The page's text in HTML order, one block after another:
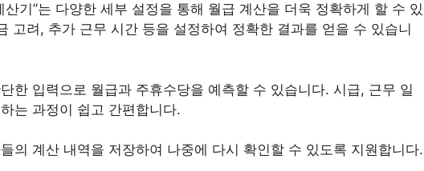
기”는 다양한 세부 설정을 통해 월급 계산을 더욱 정확하게 할 수 있
고려, 추가 근무 시간 등을 설정하여 정확한 결과를 얻을 수 있습니
한 입력으로 월급과 주휴수당을 예측할 수 있습니다. 시급, 근무 일
는 과정이 쉽고 간편합니다.
의 계산 내역을 저장하여 나중에 다시 확인할 수 있도록 지원합니다.